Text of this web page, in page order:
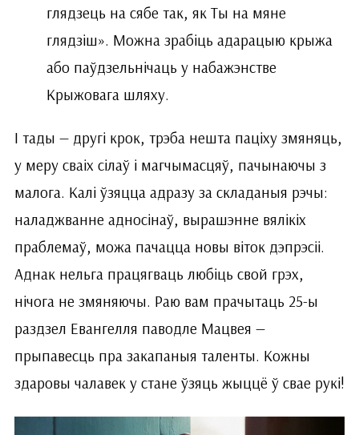
глядзець на сябе так, як Ты на мяне
глядзіш». Можна зрабіць адарацыю крыжа
або паўдзельнічаць у набажэнстве
Крыжовага шляху.
І тады — другі крок, трэба нешта паціху змяняць,
у меру сваіх сілаў і магчымасцяў, пачынаючы з
малога. Калі ўзяцца адразу за складаныя рэчы:
наладжванне адносінаў, вырашэнне вялікіх
праблемаў, можа пачацца новы віток дэпрэсіі.
Аднак нельга працягваць любіць свой грэх,
нічога не змяняючы. Раю вам прачытаць 25-ы
раздзел Евангелля паводле Мацвея —
прыпавесць пра закапаныя таленты. Кожны
здаровы чалавек у стане ўзяць жыццё ў свае рукі!